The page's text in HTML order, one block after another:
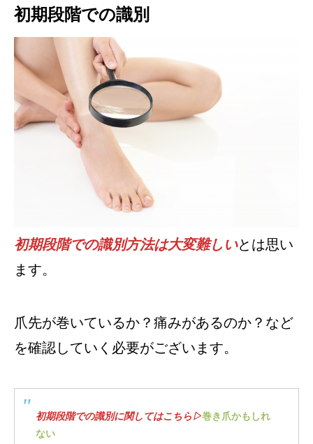
初期段階での識別
初期段階での識別方法は大変難しいとは思い
ます。
爪先が巻いているか？痛みがあるのか？など
を確認していく必要がございます。
初期段階での識別に関してはこちら▷巻き爪かもしれ
ない